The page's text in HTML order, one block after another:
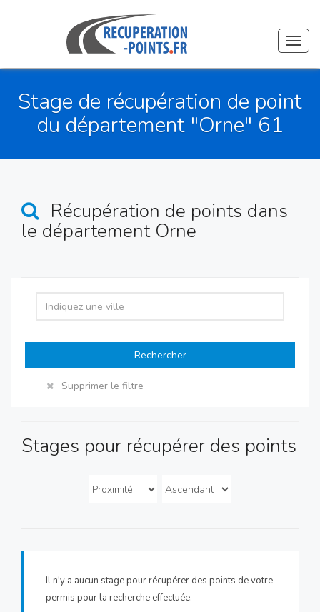
Stage de récupération de point
du département "Orne" 61
Récupération de points dans
le département Orne
Rechercher
Supprimer le filtre
Stages pour récupérer des points
Il n'y a aucun stage pour récupérer des points de votre
permis pour la recherche effectuée.